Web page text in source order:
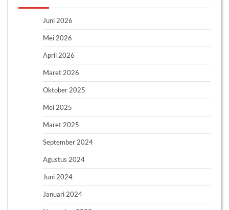
Juni 2026
Mei 2026
April 2026
Maret 2026
Oktober 2025
Mei 2025
Maret 2025
September 2024
Agustus 2024
Juni 2024
Januari 2024